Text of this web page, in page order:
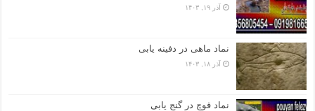
آذر ۱۹, ۱۴۰۳
نماد ماهی در دفینه یابی
آذر ۱۸, ۱۴۰۳
نماد قوچ در گنج یابی